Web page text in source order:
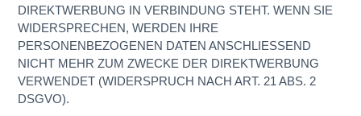
DIREKTWERBUNG IN VERBINDUNG STEHT. WENN SIE
WIDERSPRECHEN, WERDEN IHRE
PERSONENBEZOGENEN DATEN ANSCHLIESSEND
NICHT MEHR ZUM ZWECKE DER DIREKTWERBUNG
VERWENDET (WIDERSPRUCH NACH ART. 21 ABS. 2
DSGVO).